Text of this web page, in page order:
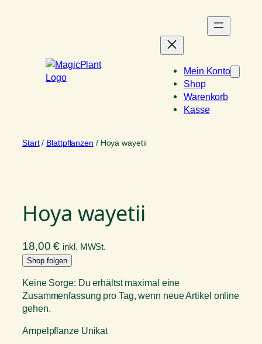
Mein Konto
Shop
Warenkorb
Kasse
Start/ Blattpflanzen / Hoya wayetii
Hoya wayetii
18,00€ inkl. MWSt.
Shop folgen
Keine Sorge: Du erhältst maximal eine
Zusammenfassung pro Tag, wenn neue Artikel online
gehen.
Ampelpflanze Unikat